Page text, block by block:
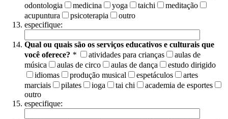
odontologia
medicina yoga taichi
meditação
acupuntura
psicoterapia
outro
especifique:
Qual ou quais são os serviços educativos e culturais que
você oferece? * atividades para crianças
aulas de
música
aulas de circo aulas de dança
estudo dirigido
idiomas
produção musical espetáculos
artes
marciais
pilates ioga tai chi
academia de esportes
outro
especifique: